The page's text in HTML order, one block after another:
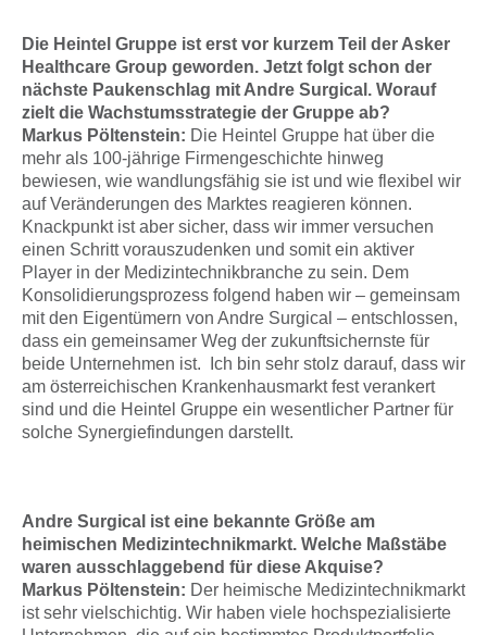
Die Heintel Gruppe ist erst vor kurzem Teil der Asker
Healthcare Group geworden. Jetzt folgt schon der
nächste Paukenschlag mit Andre Surgical. Worauf
zielt die Wachstumsstrategie der Gruppe ab?
Markus Pöltenstein: Die Heintel Gruppe hat über die
mehr als 100-jährige Firmengeschichte hinweg
bewiesen, wie wandlungsfähig sie ist und wie flexibel wir
auf Veränderungen des Marktes reagieren können.
Knackpunkt ist aber sicher, dass wir immer versuchen
einen Schritt vorauszudenken und somit ein aktiver
Player in der Medizintechnikbranche zu sein. Dem
Konsolidierungsprozess folgend haben wir – gemeinsam
mit den Eigentümern von Andre Surgical – entschlossen,
dass ein gemeinsamer Weg der zukunftsichernste für
beide Unternehmen ist. Ich bin sehr stolz darauf, dass wir
am österreichischen Krankenhausmarkt fest verankert
sind und die Heintel Gruppe ein wesentlicher Partner für
solche Synergiefindungen darstellt.
Andre Surgical ist eine bekannte Größe am
heimischen Medizintechnikmarkt. Welche Maßstäbe
waren ausschlaggebend für diese Akquise?
Markus Pöltenstein: Der heimische Medizintechnikmarkt
ist sehr vielschichtig. Wir haben viele hochspezialisierte